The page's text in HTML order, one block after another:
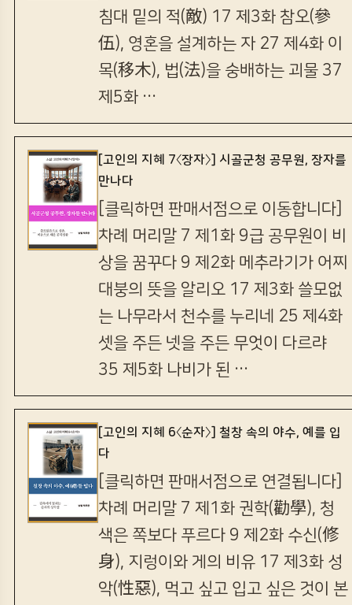
침대 밑의 적(敵) 17 제3화 참오(參
伍), 영혼을 설계하는 자 27 제4화 이
목(移木), 법(法)을 숭배하는 괴물 37
제5화 …
[고인의 지혜 7〈장자〉] 시골군청 공무원, 장자를
만나다
[클릭하면 판매서점으로 이동합니다]
차례 머리말 7 제1화 9급 공무원이 비
상을 꿈꾸다 9 제2화 메추라기가 어찌
대붕의 뜻을 알리오 17 제3화 쓸모없
는 나무라서 천수를 누리네 25 제4화
셋을 주든 넷을 주든 무엇이 다르랴
35 제5화 나비가 된 …
[고인의 지혜 6〈순자〉] 철창 속의 야수, 예를 입
다
[클릭하면 판매서점으로 연결됩니다]
차례 머리말 7 제1화 권학(勸學), 청
색은 쪽보다 푸르다 9 제2화 수신(修
身), 지렁이와 게의 비유 17 제3화 성
악(性惡), 먹고 싶고 입고 싶은 것이 본